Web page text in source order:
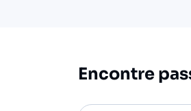
Encontre